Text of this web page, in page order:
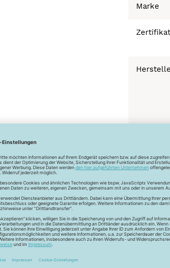
Marke
Zertifikat
Lichtreflektion und glänzen deshalb
und Vernähbarkeit. Darüber hinaus